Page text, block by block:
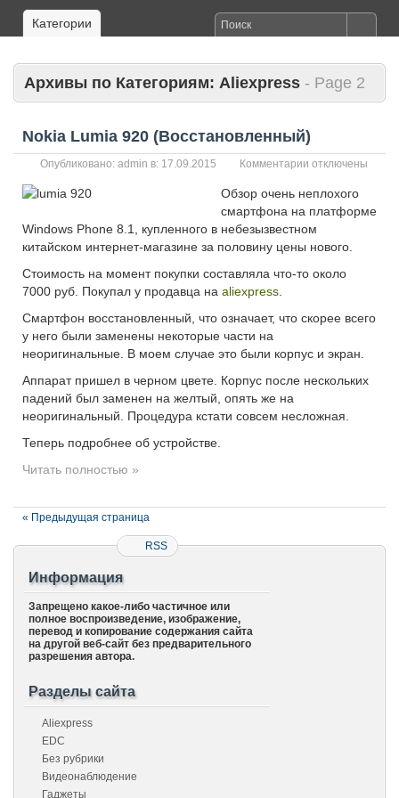
Категории
Архивы по Категориям: Aliexpress - Page 2
Nokia Lumia 920 (Восстановленный)
Опубликовано: admin в: 17.09.2015 Комментарии к
Nokia
Lumia
920
отключены
Обзор очень неплохого
смартфона на платформе
Windows Phone 8.1, купленного в небезызвестном
китайском интернет-магазине за половину цены нового.
Стоимость на момент покупки составляла что-то около
7000 руб. Покупал у продавца на aliexpress
Смартфон восстановленный, что означает, что скорее всего
у него были заменены некоторые части на
неоригинальные. В моем случае это были корпус и экран.
Аппарат пришел в черном цвете. Корпус после нескольких
падений был заменен на желтый, опять же на
неоригинальный. Процедура кстати совсем несложная.
Теперь подробнее об устройстве.
Читать полностью »
« Предыдущая страница
RSS
Информация
Запрещено какое-либо частичное или
полное воспроизведение, изображение,
перевод и копирование содержания сайта
на другой веб-сайт без предварительного
разрешения автора.
Разделы сайта
Aliexpress
EDC
Без рубрики
Видеонаблюдение
Гаджеты